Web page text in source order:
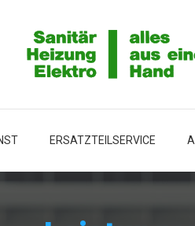
ERSATZTEILSERVICE